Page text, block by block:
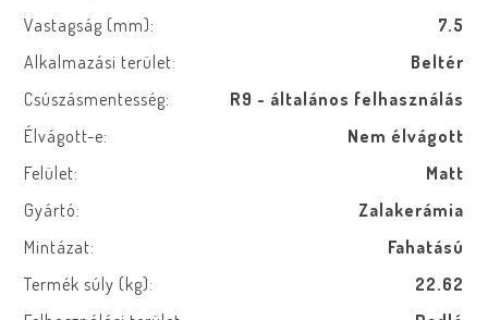
Vastagság (mm):
7.5
Alkalmazási terület:
Beltér
Csúszásmentesség:
R9 - általános felhasználás
Élvágott-e:
Nem élvágott
Felület:
Matt
Gyártó:
Zalakerámia
Mintázat:
Fahatású
Termék súly (kg):
22.62